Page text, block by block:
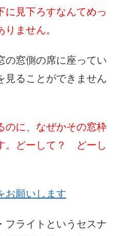
に見下ろすなんてめっ
ません。
窓側の席に座ってい
見ることができません
のに、なぜかその窓枠
。どーして？ どーし
願いします
フライトというセスナ